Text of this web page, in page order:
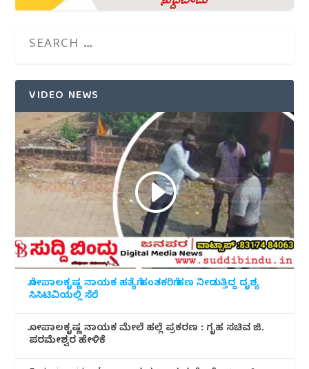
VIDEO NEWS
ಗೋಪಾಲಕೃಷ್ಣ ನಾಯಕ ಹತ್ಯೆಗೆ ಹಂತಕರಿಗೆ ಹಣ ನೀಡುತ್ತಿದ್ದ ದೃಶ್ಯ
ಸಿಸಿಟಿವಿಯಲ್ಲಿ ಸೆರೆ
ಗೋಪಾಲಕೃಷ್ಣ ನಾಯಕ ಮೇಲೆ ಹಲ್ಲೆ ಪ್ರಕರಣ : ಗೃಹ ಸಚಿವ ಜಿ.
ಪರಮೇಶ್ವರ ಹೇಳಿಕೆ